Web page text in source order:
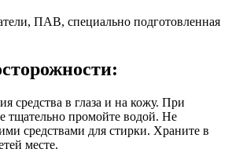
ПАВ, специально подготовленная
средства в глаза и на кожу. При
тщательно промойте водой. Не
средствами для стирки. Храните в
месте.